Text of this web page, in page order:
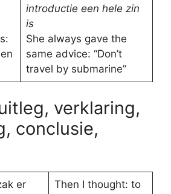
introductie een hele zin
is
She always gave the
same advice: “Don’t
travel by submarine”
verklaring,
conclusie,
er
Then I thought: to